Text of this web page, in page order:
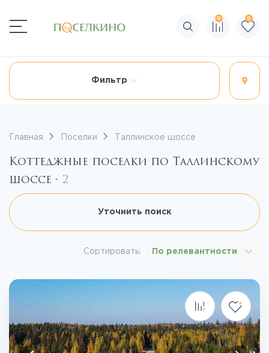
Поиск по сайту
0 0
Фильтр
Главная Поселки Таллинское шоссе
Коттеджные поселки по Таллинскому
шоссе - 2
Уточнить поиск
Сортировать: По релевантности